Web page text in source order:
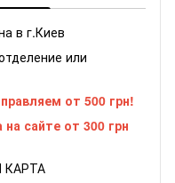
в г.Киев
или
от 500 грн!
сайте от 300 грн
КАРТА